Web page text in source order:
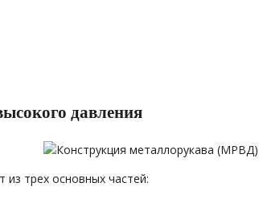
давления
из трех основных частей: